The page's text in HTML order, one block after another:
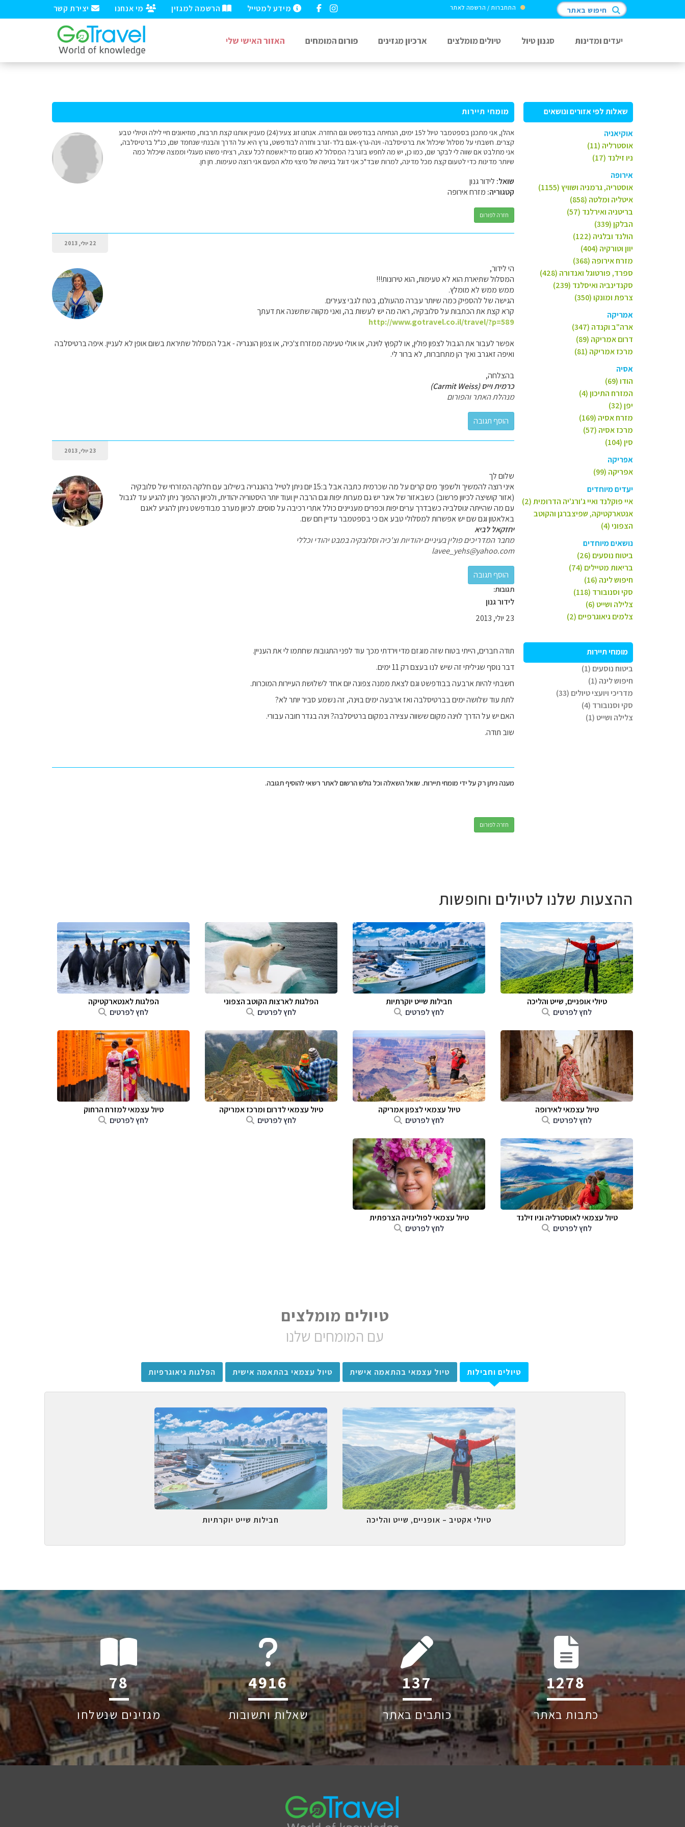
יצירת קשר מי אנחנו הרשמה למגזין מידע למטייל התחברות / הרשמה לאתר חיפוש באתר
יעדים ומדינות סגנון טיול טיולים מומלצים ארכיון מגזינים פורום המומחים האזור האישי שלי
שאלות לפי אזורים ונושאים
אוקיאניה
אוסטרליה (11)
ניו זילנד (17)
אירופה
אוסטריה, גרמניה ושוויץ (1155)
איטליה ומלטה (858)
בריטניה ואירלנד (57)
הבלקן (339)
הולנד ובלגיה (122)
יוון וטורקיה (404)
מזרח אירופה (368)
ספרד, פורטוגל ואנדורה (428)
סקנדינביה ואיסלנד (239)
צרפת ומונקו (350)
אמריקה
ארה"ב וקנדה (347)
דרום אמריקה (89)
מרכז אמריקה (81)
אסיה
הודו (69)
המזרח התיכון (4)
יפן (32)
מזרח אסיה (169)
מרכז אסיה (57)
סין (104)
אפריקה
אפריקה (99)
יעדים מיוחדים
איי פוקלנד ואיי ג'ורג'יה הדרומית (2)
אנטארקטיקה, שפיצברגן והקוטב
הצפוני (4)
נושאים מיוחדים
ביטוח נוסעים (26)
בריאות מטיילים (74)
חיפוש לינה (16)
סקי וסנובורד (118)
צלילה ושייט (6)
צלמים גיאוגרפיים (2)
מומחי תיירות
ביטוח נוסעים (1)
חיפוש לינה (1)
מדריכי ויועצי טיולים (33)
סקי וסנובורד (4)
צלילה ושייט (1)
מומחי תיירות
אהלן, אני מתכנן בספטמבר טיול ל15 ימים, הנחיתה בבודפשט וגם החזרה. אנחנו זוג צעיר(24) מעניין אותנו קצת תרבות, מוזיאונים חיי לילה וטיולי טבע
קצרים. חשבתי על מסלול שיכלול את ברטיסלבה- וינה-גרץ-אגם בלד-זגרב וחזרה לבודפשט, גרץ היא על הדרך והבנתי שנחמד שם, כנ"ל ברטיסלבה,
אני מתלבט אם שווה לי לבקר שם, כמו כן, יש מה לחפש בזגרב? המסלול לא מוגזם מדי?אשמח לכל עצה, רציתי משהו מעגלי וממצה שיכלול כמה
שיותר מדינות כדי לטעום קצת מכל מדינה, למרות שבד"כ אני דוגל בגישה של מיצוי מלא הפעם אני רוצה טעימות. חן חן.
שואל: לידור גנון
קטגוריה: מזרח אירופה
חזרה לפורום
22 יולי, 2013
הי לידור,
המסלול שתיארת הוא לא טעימות, הוא טירונות!!!
ממש ממש לא מומלץ.
הגישה של להספיק כמה שיותר עברה מהעולם, בטח לגבי צעירים.
קרא קצת את הכתבות על סלובקיה, ראה מה יש לעשות בה, ואני מקווה שתשנה את דעתך
http://www.gotravel.co.il/travel/?p=589
אפשר לעבור את הגבול לצפון פולין, או לקפוץ לוינה, או אולי טעימה ממזרח צ'כיה, או צפון הונגריה - אבל המסלול שתיראת בשום אופן לא לעניין. איפה ברטיסלבה
ואיפה זאגרב ואיך הן מתחברות, לא ברור לי.
בהצלחה,
כרמית וייס (Carmit Weiss)
מנהלת האתר והפורום
23 יולי, 2013
שלום לך
איני רוצה להמשיך ולשפוך מים קרים על מה שכרמית כתבה אבל ב:15 יום ניתן לטייל בהונגריה בשילוב עם חלקה המזרחי של סלובקיה
(אזור קושיצה לכיוון פרשוב) כשבאזור של איגר יש גם מערות יפות וגם הרבה יין ועוד יותר היסטוריה יהודית, ולכיוון ההפוך ניתן להגיע עד לגבול
עם מה שהייתה יגוסלביה כשבדרך ערים יפות וכפרים מעניינים כולל אתרי רכיבה על סוסים. לכיוון מערב מבודפשט ניתן להגיע לאגם
באלאטון וגם שם יש אפשרות למסלולי טבע אם כי בספטמבר עדיין חם שם.
יחזקאל לביא
מחבר המדריכים פולין בעיניים יהודיות וצ'כיה וסלובקיה במבט יהודי וכללי
lavee_yehs@yahoo.com
תגובות:
לידור גנון
23 יולי, 2013
תודה חברים, הייתי בטוח שזה מוגזם מדי וירדתי מכך עוד לפני התגובות שחתמו לי את העניין.
דבר נוסף שגיליתי זה שיש לנו בעצם רק 11 ימים.
חשבתי להיות ארבעה בבודפשט וגם לצאת ממנה צפונה יום אחד לשלושת העיירות המוכרות.
לתת עוד שלושה ימים בברטיסלבה ואז ארבעה ימים בוינה, זה נשמע סביר יותר לא?
האם יש על הדרך לוינה מקום ששווה עצירה במקום ברטיסלבה? וינה בגדר חובה עבורי.
שוב תודה.
מענה ניתן רק על ידי מומחי תיירות. שואל השאלה וכל גולש הרשום לאתר רשאי להוסיף תגובה.
חזרה לפורום
ההצעות שלנו לטיולים וחופשות
טיולי אופניים, שייט והליכה
לחץ לפרטים
חבילות שייט יוקרתיות
לחץ לפרטים
הפלגות לארצות הקוטב הצפוני
לחץ לפרטים
הפלגות לאנטארקטיקה
לחץ לפרטים
טיול עצמאי לאירופה
לחץ לפרטים
טיול עצמאי לצפון אמריקה
לחץ לפרטים
טיול עצמאי לדרום ומרכז אמריקה
לחץ לפרטים
טיול עצמאי למזרח הרחוק
לחץ לפרטים
טיול עצמאי לאוסטרליה וניו זילנד
לחץ לפרטים
טיול עצמאי לפולינזיה הצרפתית
לחץ לפרטים
טיולים מומלצים
עם המומחים שלנו
טיולים וחבילות טיול עצמאי בהתאמה אישית טיול עצמאי בהתאמה אישית הפלגות גיאוגרפיות
טיולי אקטיב – אופניים, שייט והליכה חבילות שייט יוקרתיות
122
מגזינים שנשלחו
6045
שאלות ותשובות
213
כותבים באתר
1982
כתבות באתר